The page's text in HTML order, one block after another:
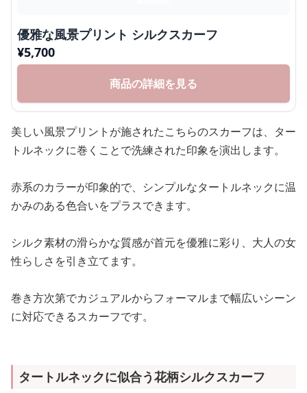
優雅な風景プリント シルクスカーフ
¥5,700
商品の詳細を見る
美しい風景プリントが施されたこちらのスカーフは、ター
トルネックに巻くことで洗練された印象を演出します。
赤系のカラーが印象的で、シンプルなタートルネックに温
かみのある色合いをプラスできます。
シルク素材の滑らかな質感が首元を優雅に彩り、大人の女
性らしさを引き立てます。
巻き方次第でカジュアルからフォーマルまで幅広いシーン
に対応できるスカーフです。
タートルネックに似合う花柄シルクスカーフ